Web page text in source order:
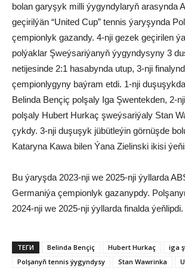
bolan garyşyk milli ýygyndylaryň arasynda
geçirilýän “United Cup” tennis ýaryşynda
çempionlyk gazandy. 4-nji gezek geçirilen
polýaklar Şweýsariýanyň ýygyndysyny 3
netijesinde 2:1 hasabynda utup, 3-nji
çempionlygyny baýram etdi. 1-nji
Belinda Bençiç polşaly Iga Şwentekden, 2-
polşaly Hubert Hurkaç şweýsariýaly Stan
çykdy. 3-nji duşuşyk jübütleýin görnüşde
Kataryna Kawa bilen Ýana Zielinski ikisi
Bu ýaryşda 2023-nji we 2025-nji ýyllarda
Germaniýa çempionlyk gazanypdy.
2024-nji we 2025-nji ýyllarda finalda ýeňlipdi.
ТЕГИ Belinda Bençiç Hubert Hurkaç
iga
Polşanyň tennis ýygyndysy
Stan Wawrinka